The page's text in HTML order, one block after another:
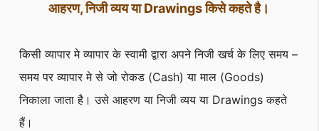
आहरण, निजी व्यय याDrawings किसे कहते है।
किसी व्यापार मे व्यापार के स्वामी द्वारा अपने निजी खर्च के लिए समय –
समय पर व्यापार मे से जो रोकड (Cash) या माल (Goods)
निकाला जाता है। उसे आहरण या निजी व्यय या Drawings कहते
हैं।